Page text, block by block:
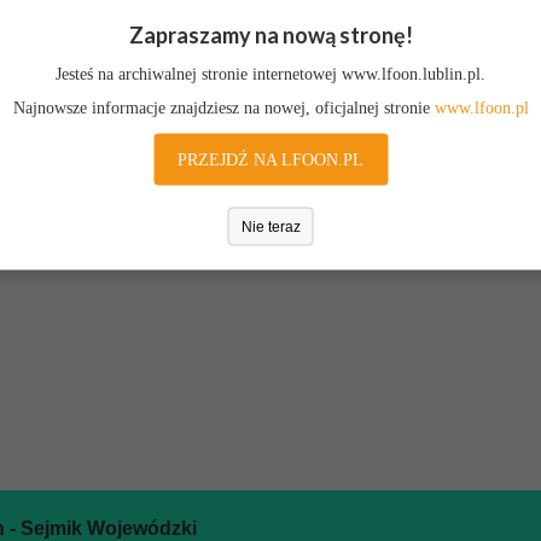
- roczne sprawozdania merytoryczne oraz raporty z realizacji
należy skorzystać z odsyłaczy poniżej. Aby przeglądać inne
- Sejmik Wojewódzki
Zapraszamy na nową stronę!
Jesteś na archiwalnej stronie internetowej www.lfoon.lublin.pl.
Najnowsze informacje znajdziesz na nowej, oficjalnej stronie www.lfoon.pl
PRZEJDŹ NA LFOON.PL
Nie teraz